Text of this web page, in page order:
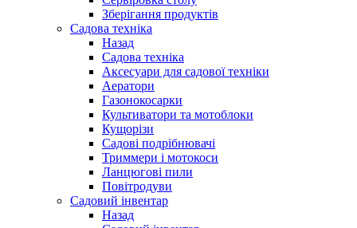
Зберігання продуктів
Садова техніка
Назад
Садова техніка
Аксесуари для садової техніки
Аератори
Газонокосарки
Культиватори та мотоблоки
Кущорізи
Садові подрібнювачі
Триммери і мотокоси
Ланцюгові пили
Повітродуви
Садовий інвентар
Назад